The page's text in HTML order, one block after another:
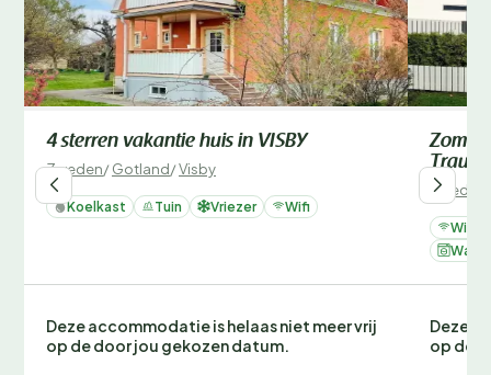
4 sterren vakantie huis in VISBY
Zweden/Gotland/Visby
Koelkast Tuin Vriezer Wifi
Deze accommodatie is helaas niet meer vrij
op de door jou gekozen datum.
Traum
Zweden
Wifi
Deze
op de